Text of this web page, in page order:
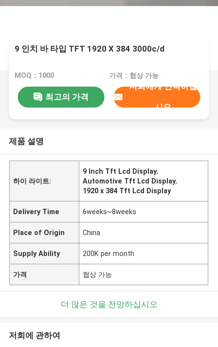
9 인치 바 타입 TFT 1920 X 384 3000c/d
MOQ：1000 가격：협상 가능
최고의 가격
저희에게 연락하십
시오
제품 설명
하이 라이트:
9 Inch Tft Lcd Display,
Automotive Tft Lcd Display,
1920 x 384 Tft Lcd Display
Delivery Time 6weeks~8weeks
Place of Origin China
Supply Ability 200K per month
가격 협상 가능
더 많은 것을 전망하십시오
저희에 관하여